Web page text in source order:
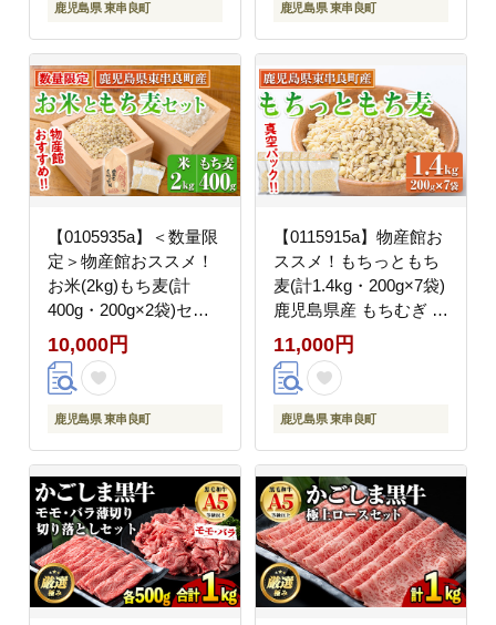
鹿児島県 東串良町 鹿児島県 東串良町
【0105935a】＜数量限
定＞物産館おススメ！
お米(2kg)もち麦(計
400g・200g×2袋)セッ
ト 鹿児島県産 ごはん
白米 精米 米 もちむぎ
もち麦 もち麦ごはん 真
【東串良物産館ルピノ
ンの里】
10,000円
鹿児島県 東串良町
【0115915a】物産館お
ススメ！もちっともち
麦(計1.4kg・200g×7袋)
鹿児島県産 もちむぎ も
ち麦 もち麦ごはん 常温
常温保存 【東串良物産
館ルピノンの里】
11,000円
鹿児島県 東串良町